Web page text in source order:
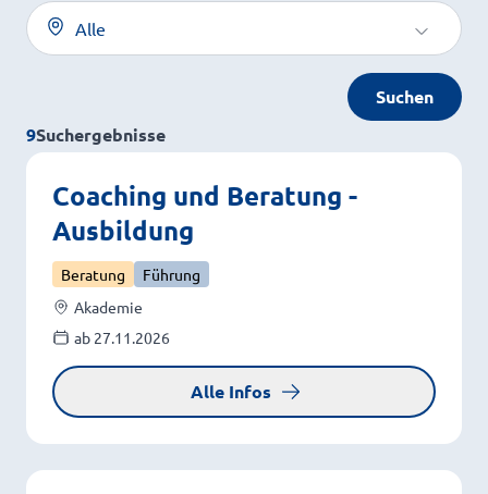
Alle
Suchen
9Suchergebnisse
Coaching und Beratung -
Ausbildung
Beratung
Führung
Akademie
ab 27.11.2026
Alle Infos